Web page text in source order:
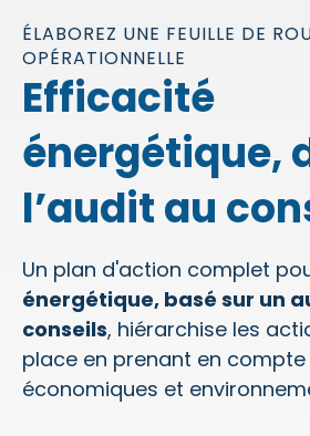
ÉLABOREZ UNE FEUILLE DE
OPÉRATIONNELLE
Efficacité
énergétique,
l’audit au
Un plan d'action complet
énergétique, basé sur un
conseils, hiérarchise les
place en prenant en
économiques et